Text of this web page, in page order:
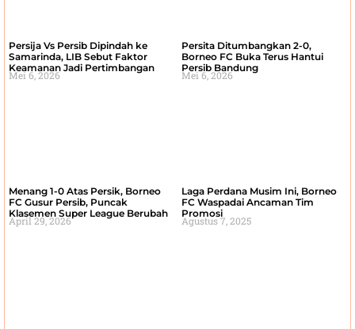
Persija Vs Persib Dipindah ke
Samarinda, LIB Sebut Faktor
Keamanan Jadi Pertimbangan
Mei 6, 2026
Persita Ditumbangkan 2-0,
Borneo FC Buka Terus Hantui
Persib Bandung
Mei 6, 2026
Menang 1-0 Atas Persik, Borneo
FC Gusur Persib, Puncak
Klasemen Super League Berubah
April 29, 2026
Laga Perdana Musim Ini, Borneo
FC Waspadai Ancaman Tim
Promosi
Agustus 7, 2025